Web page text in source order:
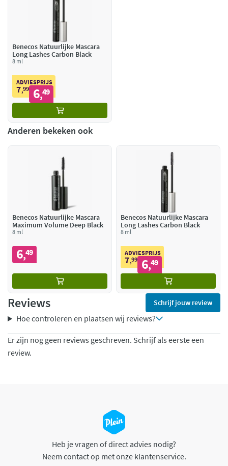
Benecos Natuurlijke Mascara
Long Lashes Carbon Black
8 ml
ADVIESPRIJS
7,99 6,49
Anderen bekeken ook
Benecos Natuurlijke Mascara
Maximum Volume Deep Black
8 ml
6,49
Benecos Natuurlijke Mascara
Long Lashes Carbon Black
8 ml
ADVIESPRIJS
7,99 6,49
Reviews Schrijf jouw review
Hoe controleren en plaatsen wij reviews?
Er zijn nog geen reviews geschreven. Schrijf als eerste een
review.
Heb je vragen of direct advies nodig?
Neem contact op met onze klantenservice.